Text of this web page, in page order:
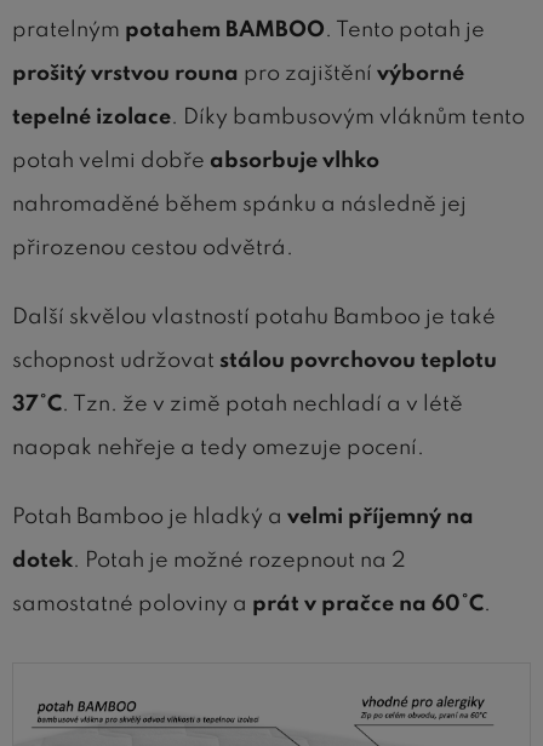
pratelným potahem BAMBOO. Tento potah je
prošitý vrstvou rouna pro zajištění výborné
tepelné izolace. Díky bambusovým vláknům tento
potah velmi dobře absorbuje vlhko
nahromaděné během spánku a následně jej
přirozenou cestou odvětrá.
Další skvělou vlastností potahu Bamboo je také
schopnost udržovat stálou povrchovou teplotu
37°C. Tzn. že v zimě potah nechladí a v létě
naopak nehřeje a tedy omezuje pocení.
Potah Bamboo je hladký a velmi příjemný na
dotek. Potah je možné rozepnout na 2
samostatné poloviny a prát v pračce na 60°C.